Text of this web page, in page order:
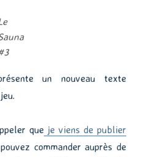
un nouveau texte
que je viens de publier
commander auprès de